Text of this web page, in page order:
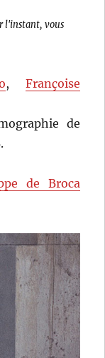
l'instant, vous
, Françoise
de
de Broca